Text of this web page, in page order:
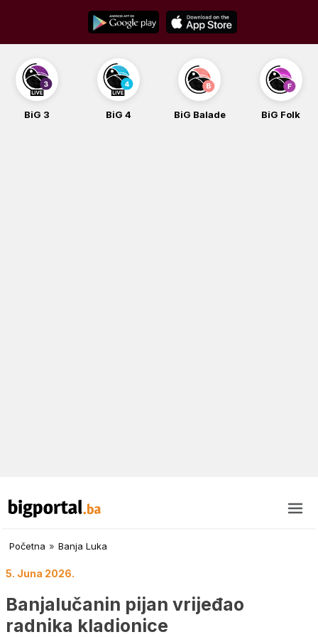
content
BiG 3 BiG 4 BiG Balade BiG Folk
Početna » Banja Luka
5. Juna 2026.
Banjalučanin pijan vrijeđao
radnika kladionice